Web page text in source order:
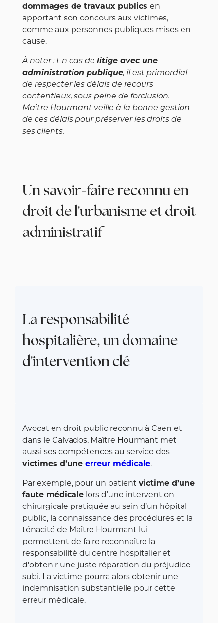
dommages de travaux publics en
apportant son concours aux victimes,
comme aux personnes publiques mises en
cause.
À noter : En cas de litige avec une
administration publique, il est primordial
de respecter les délais de recours
contentieux, sous peine de forclusion.
Maître Hourmant veille à la bonne gestion
de ces délais pour préserver les droits de
ses clients.
Un savoir-faire reconnu en
droit de l'urbanisme et droit
administratif
La responsabilité
hospitalière, un domaine
d'intervention clé
Avocat en droit public reconnu à Caen et
dans le Calvados, Maître Hourmant met
aussi ses compétences au service des
victimes d’une erreur médicale.
Par exemple, pour un patient victime d’une
faute médicalelors d’une intervention
chirurgicale pratiquée au sein d’un hôpital
public, la connaissance des procédures et la
ténacité de Maître Hourmant lui
permettent de faire reconnaître la
responsabilité du centre hospitalier et
d'obtenir une juste réparation du préjudice
subi. La victime pourra alors obtenir une
indemnisation substantielle pour cette
erreur médicale.